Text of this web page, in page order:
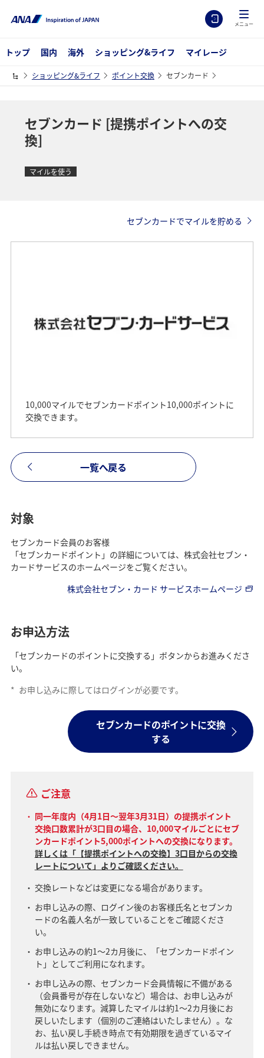
メニュー
トップ 国内 海外 ショッピング&ライフ マイレージ
ショッピング&ライフ ポイント交換 セブンカード
セブンカード [提携ポイントへの交
換]
マイルを使う
セブンカードでマイルを貯める
10,000マイルでセブンカードポイント10,000ポイントに
交換できます。
一覧へ戻る
対象
セブンカード会員のお客様
「セブンカードポイント」の詳細については、株式会社セブン・
カードサービスのホームページをご覧ください。
株式会社セブン・カード サービスホームページ
お申込方法
「セブンカードのポイントに交換する」ボタンからお進みくださ
い。
* お申し込みに際してはログインが必要です。
セブンカードのポイントに交換
する
ご注意
同一年度内（4月1日～翌年3月31日）の提携ポイント
交換口数累計が3口目の場合、10,000マイルごとにセブ
ンカードポイント5,000ポイントへの交換になります。
詳しくは「【提携ポイントへの交換】3口目からの交換
レートについて」よりご確認ください。
交換レートなどは変更になる場合があります。
お申し込みの際、ログイン後のお客様氏名とセブンカ
ードの名義人名が一致していることをご確認くださ
い。
お申し込みの約1～2カ月後に、「セブンカードポイン
ト」としてご利用になれます。
お申し込みの際、セブンカード会員情報に不備がある
（会員番号が存在しないなど）場合は、お申し込みが
無効になります。減算したマイルは約1～2カ月後にお
戻しいたします（個別のご連絡はいたしません）。な
お、払い戻し手続き時点で有効期限を過ぎているマイ
ルは払い戻しできません。